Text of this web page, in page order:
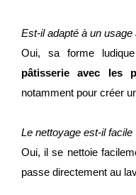
Est-il adapté à un
Oui, sa forme
pâtisserie avec les
notamment pour créer
Le nettoyage est-il facile
Oui, il se nettoie
passe directement au